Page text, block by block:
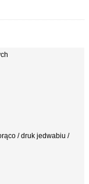
/ druk jedwabiu /